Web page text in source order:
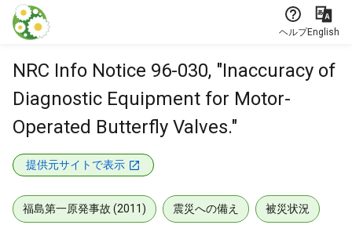
本文に飛ぶ
ヘルプEnglish
NRC Info Notice 96-030, "Inaccuracy of
Diagnostic Equipment for Motor-
Operated Butterfly Valves."
提供元サイトで表示
福島第一原発事故 (2011) 震災への備え 被災状況